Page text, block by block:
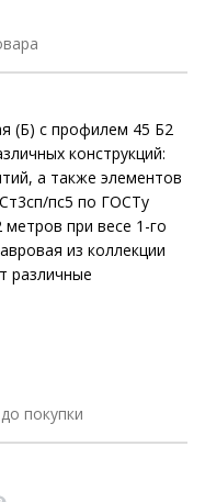
(Б) с профилем 45 Б2
конструкций:
а также элементов
пс5 по ГОСТу
метров при весе 1-го
из коллекции
различные
покупки